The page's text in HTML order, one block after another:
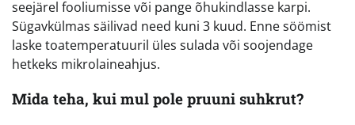
seejärel fooliumisse või pange õhukindlasse karpi.
Sügavkülmas säilivad need kuni 3 kuud. Enne söömist
laske toatemperatuuril üles sulada või soojendage
hetkeks mikrolaineahjus.
Mida teha, kui mul pole pruuni suhkrut?